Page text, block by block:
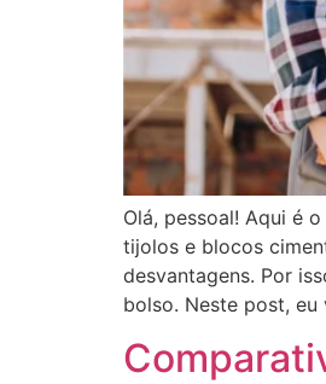
Olá, pessoal! Aqui é
tijolos e blocos
desvantagens. Por
bolso. Neste post,